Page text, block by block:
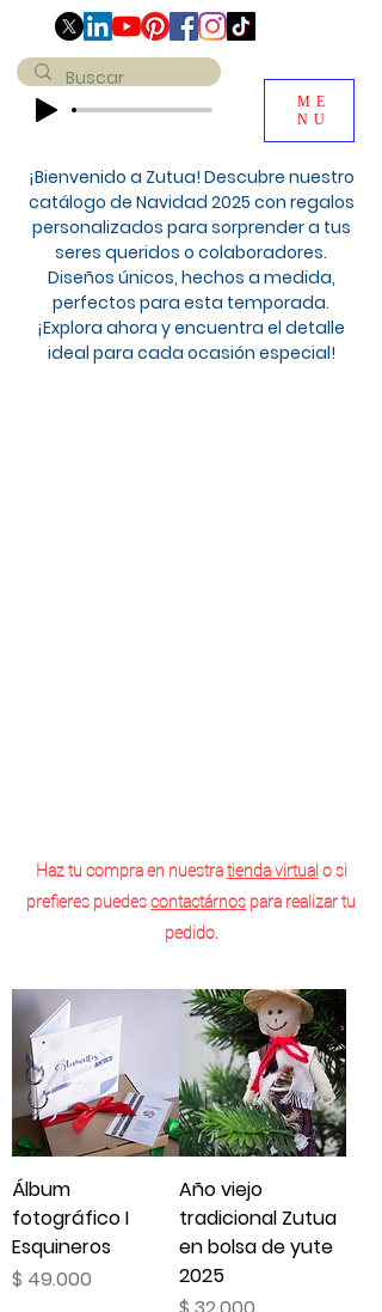
ME
NU
¡Bienvenido a Zutua! Descubre nuestro
catálogo de Navidad 2025 con regalos
personalizados para sorprender a tus
seres queridos o colaboradores.
Diseños únicos, hechos a medida,
perfectos para esta temporada.
¡Explora ahora y encuentra el detalle
ideal para cada ocasión especial!
Haz tu compra en nuestratienda virtualo si
prefieres puedescontactárnos para realizar tu
pedido.
Álbum
fotográfico I
Esquineros
Precio
$ 49.000
Año viejo
tradicional Zutua
en bolsa de yute
2025